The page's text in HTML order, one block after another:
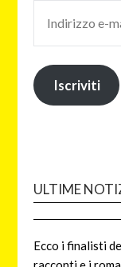
Iscriviti
ULTIME
Ecco i finalisti